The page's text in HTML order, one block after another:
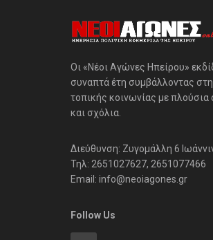
Οι «Νέοι Αγώνες Ηπείρου»
συναπτά έτη συμβάλλοντας
τοπικής κοινωνίας με
και σχόλια.
Διεύθυνση: Ζυγομάλλη 6
Τηλ: 2651027627, 2651077466
Email: info@neoiagones.gr
Follow Us